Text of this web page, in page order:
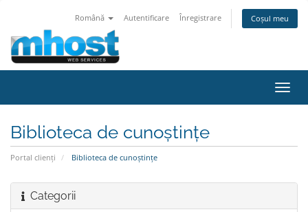
Română Autentificare Înregistrare Coșul meu
Biblioteca de cunoștințe
Portal clienți Biblioteca de cunoștințe
Categorii